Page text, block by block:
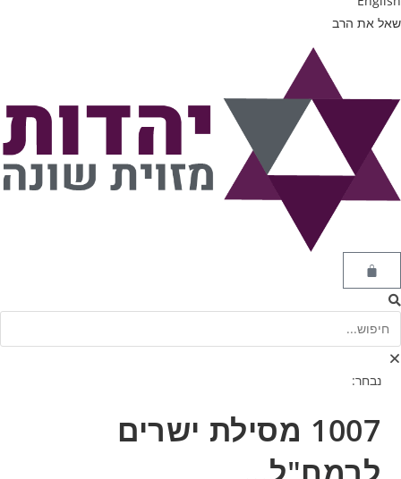
שאל את הרב
נבחר:
1007 מסילת ישרים